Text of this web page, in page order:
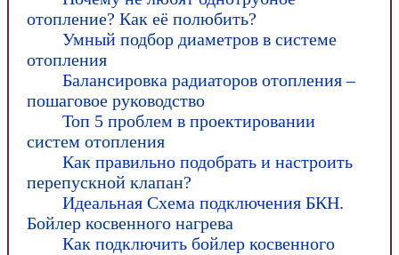
отопление? Как её полюбить?
Умный подбор диаметров в системе
отопления
Балансировка радиаторов отопления –
пошаговое руководство
Топ 5 проблем в проектировании
систем отопления
Как правильно подобрать и настроить
перепускной клапан?
Идеальная Схема подключения БКН.
Бойлер косвенного нагрева
Как подключить бойлер косвенного